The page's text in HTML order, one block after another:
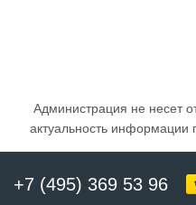
Администрация не несет
актуальность информации
+7 (495) 369 53 96